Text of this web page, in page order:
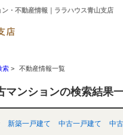
・不動産情報｜ララハウス青山支店
索 > 不動産情報一覧
マンションの検索結果
新築一戸建て 中古一戸建て 中